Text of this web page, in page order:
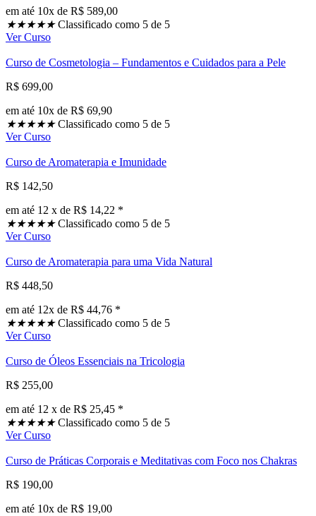
em até 10x de R$ 589,00
★★★★★ Classificado como 5 de 5
Ver Curso
Curso de Cosmetologia – Fundamentos e Cuidados para a Pele
R$ 699,00
em até 10x de R$ 69,90
★★★★★ Classificado como 5 de 5
Ver Curso
Curso de Aromaterapia e Imunidade
R$ 142,50
em até 12 x de R$ 14,22 *
★★★★★ Classificado como 5 de 5
Ver Curso
Curso de Aromaterapia para uma Vida Natural
R$ 448,50
em até 12x de R$ 44,76 *
★★★★★ Classificado como 5 de 5
Ver Curso
Curso de Óleos Essenciais na Tricologia
R$ 255,00
em até 12 x de R$ 25,45 *
★★★★★ Classificado como 5 de 5
Ver Curso
Curso de Práticas Corporais e Meditativas com Foco nos Chakras
R$ 190,00
em até 10x de R$ 19,00